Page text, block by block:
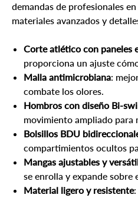
demandas de profesionales
materiales avanzados y
Corte atlético con paneles
proporciona un ajuste
Malla antimicrobiana:
combate los olores.
Hombros con diseño Bi-
movimiento ampliado para
Bolsillos BDU
compartimientos ocultos
Mangas ajustables y
se enrolla y expande sobre
Material ligero y resistente